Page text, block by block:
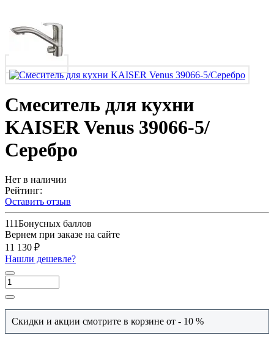
Смеситель для кухни
KAISER Venus 39066-5/
Серебро
Нет в наличии
Рейтинг:
Оставить отзыв
111Бонусных баллов
Вернем при заказе на сайте
11 130 ₽
Нашли дешевле?
Скидки и акции смотрите в корзине от - 10 %